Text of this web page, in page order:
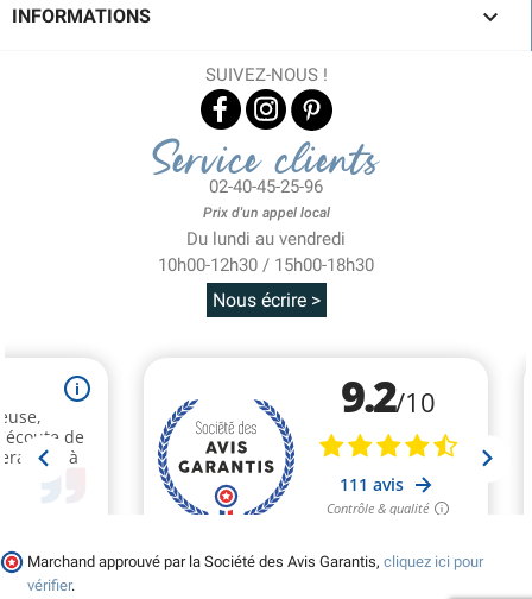
INFORMATIONS 
SUIVEZ-NOUS !
Service clients
02-40-45-25-96
Prix d'un appel local
Du lundi au vendredi
10h00-12h30 / 15h00-18h30
Nous écrire >
Marchand approuvé par la Société des Avis Garantis, cliquez ici pour
vérifier.